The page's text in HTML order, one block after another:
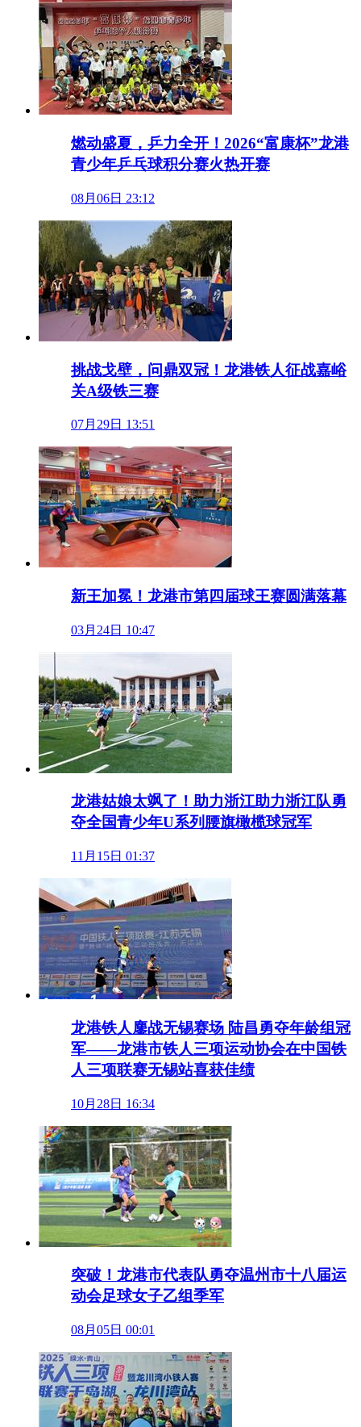
燃动盛夏，乒力全开！2026“富康杯”龙港
青少年乒乓球积分赛火热开赛
08月06日 23:12
挑战戈壁，问鼎双冠！龙港铁人征战嘉峪
关A级铁三赛
07月29日 13:51
新王加冕！龙港市第四届球王赛圆满落幕
03月24日 10:47
龙港姑娘太飒了！助力浙江助力浙江队勇
夺全国青少年U系列腰旗橄榄球冠军
11月15日 01:37
龙港铁人鏖战无锡赛场 陆昌勇夺年龄组冠
军——龙港市铁人三项运动协会在中国铁
人三项联赛无锡站喜获佳绩
10月28日 16:34
突破！龙港市代表队勇夺温州市十八届运
动会足球女子乙组季军
08月05日 00:01